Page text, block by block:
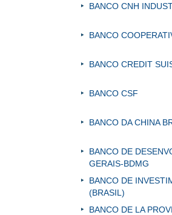
BANCO CNH
BANCO
BANCO CREDIT
BANCO CSF
BANCO DA CHINA
BANCO DE
GERAIS-BDMG
BANCO DE
(BRASIL)
BANCO DE LA